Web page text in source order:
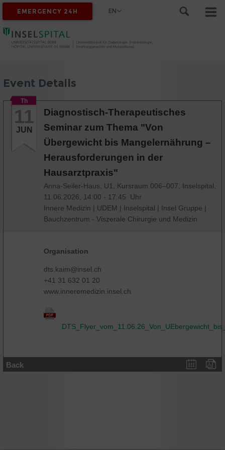
EMERGENCY 24H EN
Event Details
Th
11
JUN
Diagnostisch-Therapeutisches
Seminar zum Thema "Von
Übergewicht bis Mangelernährung –
Herausforderungen in der
Hausarztpraxis"
Anna-Seiler-Haus, U1, Kursraum 006–007, Inselspital,
11.06.2026, 14:00 - 17:45 Uhr
Innere Medizin | UDEM | Inselspital | Insel Gruppe |
Bauchzentrum - Viszerale Chirurgie und Medizin
Organisation
dts.kaim@insel.ch
+41 31 632 01 20
www.inneremedizin.insel.ch
Back